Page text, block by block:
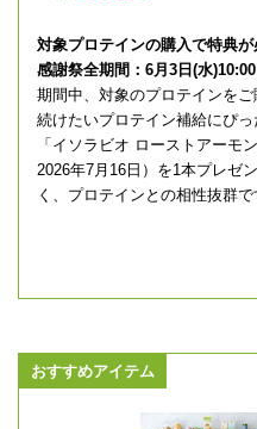
対象プロテインの購入で特典
感謝祭全期間：6月3日(水
期間中、対象のプロテインを
続けたいプロテイン補給にぴ
「イソラビオ ローストアーモ
2026年7月16日）を1本プレゼ
く、プロテインとの相性抜群で
おすすめアイテム